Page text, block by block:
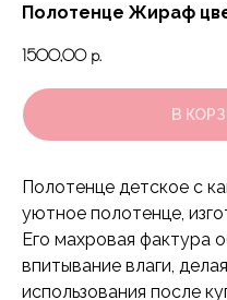
Полотенце Жираф
1500,00 р.
В
Полотенце детское с
уютное полотенце,
Его махровая фактура
впитывание влаги,
использования после